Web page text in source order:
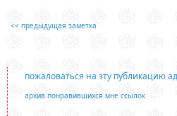
<< предыдущая заметка
пожаловаться на эту публикацию
архив понравившихся мне ссылок